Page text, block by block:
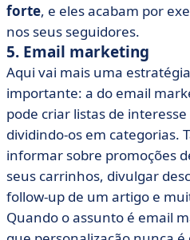
forte, e eles acabam por
nos seus seguidores.
5. Email marketing
Aqui vai mais uma
importante: a do email
pode criar listas de
dividindo-os em categorias.
informar sobre promoções
seus carrinhos, divulgar
follow-up de um artigo e
Quando o assunto é email